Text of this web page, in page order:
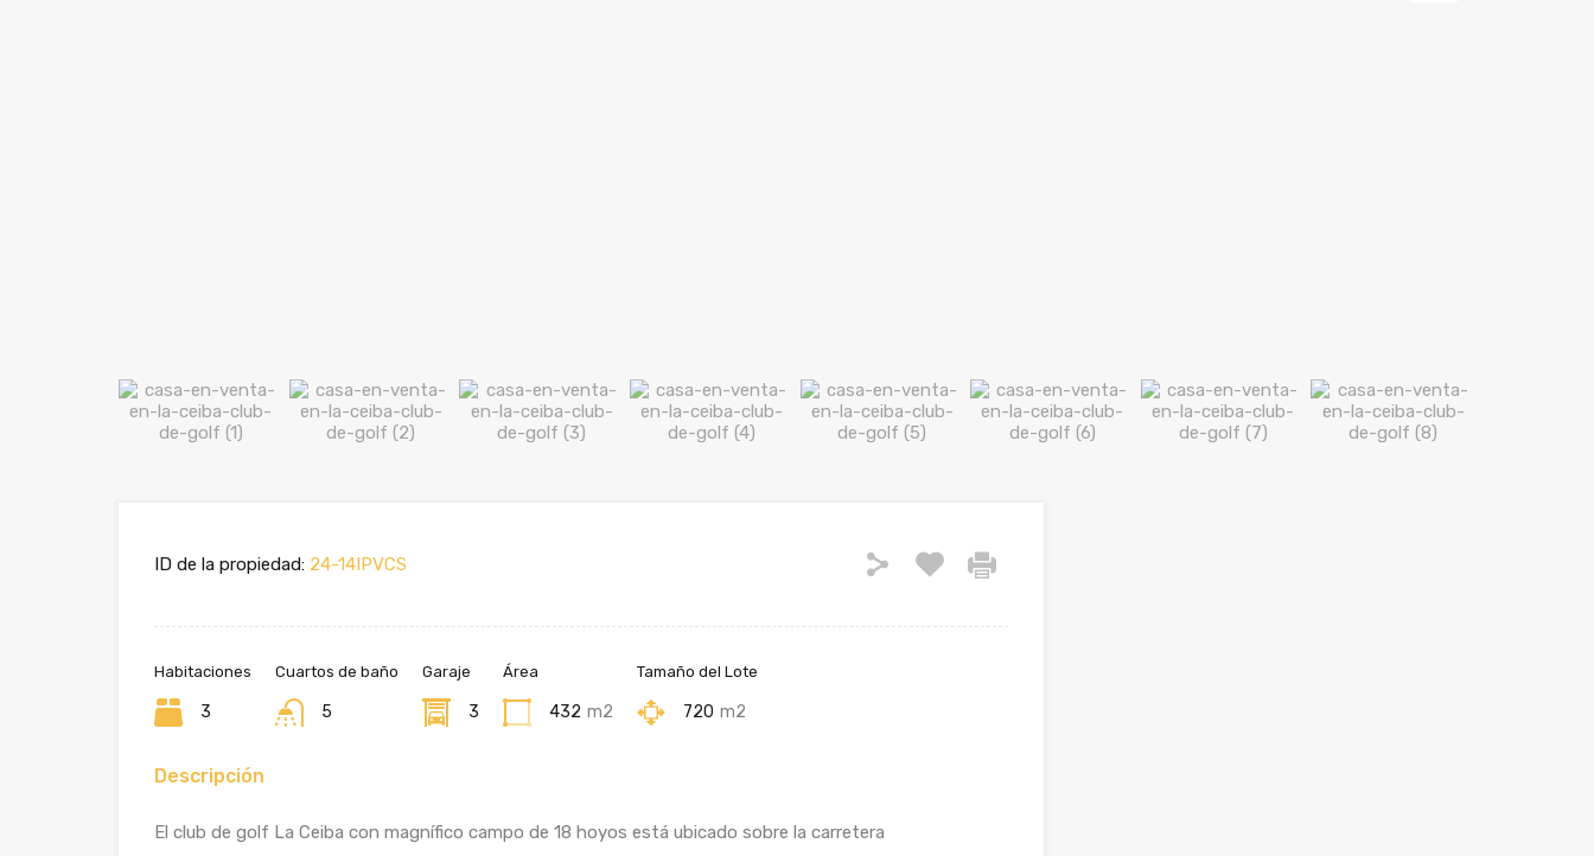
ID de la propiedad: 24-14IPVCS
Habitaciones
3
Cuartos de baño
5
Garaje
3
Área
432 m2
Tamaño del Lote
720 m2
Descripción
El club de golf La Ceiba con magnífico campo de 18 hoyos está ubicado sobre la carretera